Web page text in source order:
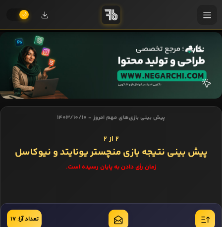
پیش بینی بازی‌های مهم امروز - 1403/10/10
2 از 2
پیش بینی نتیجه بازی منچستر یونایتد و نیوکاسل
زمان رأی دادن به پایان رسیده است.
تعداد آرا: 17